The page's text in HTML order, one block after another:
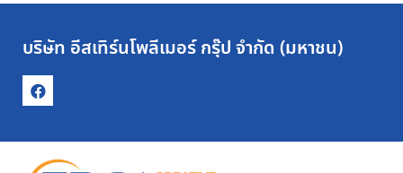
บริษัท อีสเทิร์นโพลีเมอร์ กรุ๊ป จำกัด (มหาชน)